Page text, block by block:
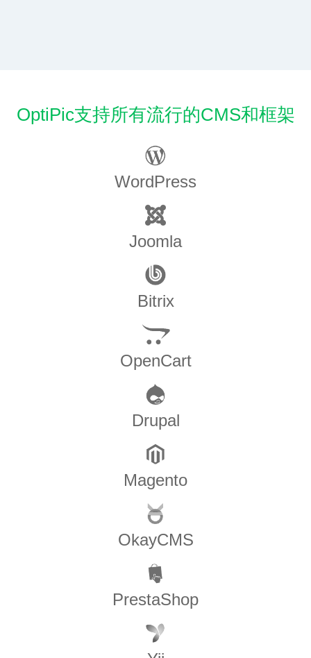
OptiPic支持所有流行的CMS和框架
WordPress
Joomla
Bitrix
OpenCart
Drupal
Magento
OkayCMS
PrestaShop